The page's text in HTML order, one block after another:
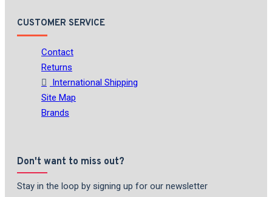
CUSTOMER SERVICE
Contact
Returns
International Shipping
Site Map
Brands
Don't want to miss out?
Stay in the loop by signing up for our newsletter